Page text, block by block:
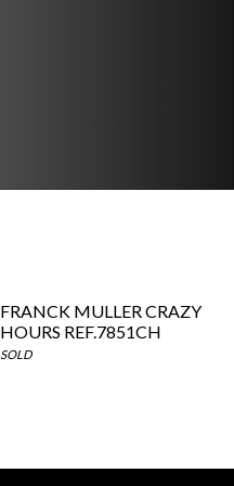
FRANCK MULLER CRAZY
HOURS REF.7851CH
SOLD